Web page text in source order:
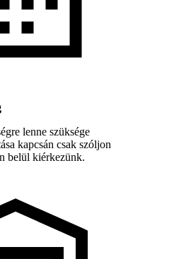
lenne szüksége
kapcsán csak szóljon
belül kiérkezünk.